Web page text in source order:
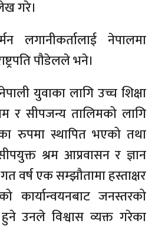
गरे।
लगानीकर्तालाई नेपालमा
पौडेलले भने।
युवाका लागि उच्च शिक्षा
र सीपजन्य तालिमको लागि
रुपमा स्थापित भएको तथा
श्रम आप्रवासन र ज्ञान
वर्ष एक सम्झौतामा हस्ताक्षर
कार्यान्वयनबाट जनस्तरको
उनले विश्वास व्यक्त गरेका